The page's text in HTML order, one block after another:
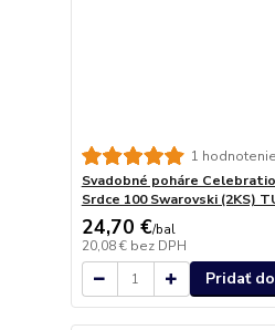
1 hodnotenie
Svadobné poháre
Srdce 100 Swarovski (2KS)
24,70 €/bal
20,08 € bez DPH
Pridať